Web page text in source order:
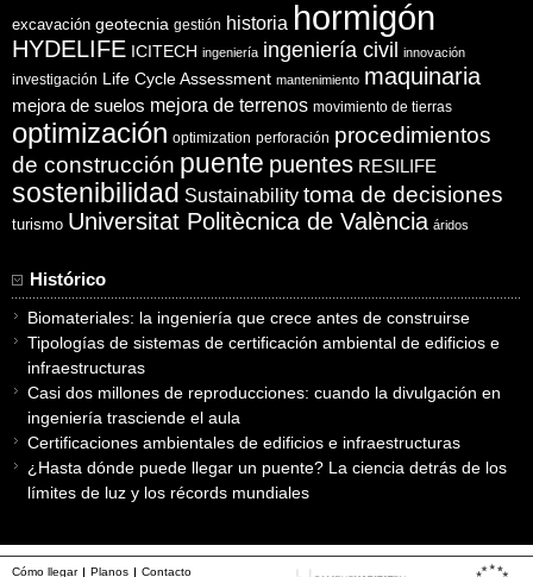
excavación geotecnia gestión historia hormigón
HYDELIFE ICITECH ingeniería ingeniería civil innovación
investigación Life Cycle Assessment mantenimiento maquinaria
mejora de suelos mejora de terrenos movimiento de tierras
optimización optimization perforación procedimientos
de construcción puente puentes RESILIFE
sostenibilidad Sustainability toma de decisiones
turismo Universitat Politècnica de València áridos
Histórico
Biomateriales: la ingeniería que crece antes de construirse
Tipologías de sistemas de certificación ambiental de edificios e
infraestructuras
Casi dos millones de reproducciones: cuando la divulgación en
ingeniería trasciende el aula
Certificaciones ambientales de edificios e infraestructuras
¿Hasta dónde puede llegar un puente? La ciencia detrás de los
límites de luz y los récords mundiales
Cómo llegar Planos Contacto